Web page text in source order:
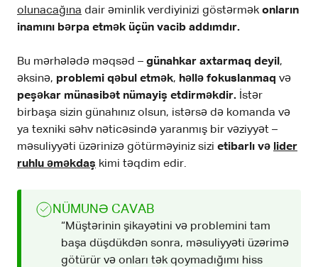
olunacağına dair əminlik verdiyinizi göstərmək onların
inamını bərpa etmək üçün vacib addımdır.
Bu mərhələdə məqsəd – günahkar axtarmaq deyil ,
əksinə, problemi qəbul etmək, həllə fokuslanmaq və
peşəkar münasibət nümayiş etdirməkdir. İstər
birbaşa sizin günahınız olsun, istərsə də komanda və
ya texniki səhv nəticəsində yaranmış bir vəziyyət –
məsuliyyəti üzərinizə götürməyiniz sizi etibarlı və lider
ruhlu əməkdaş kimi təqdim edir.
NÜMUNƏ CAVAB
“Müştərinin şikayətini və problemini tam
başa düşdükdən sonra, məsuliyyəti üzərimə
götürür və onları tək qoymadığımı hiss